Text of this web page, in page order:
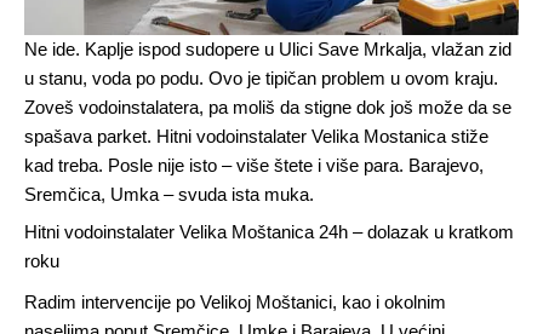
Ne ide. Kaplje ispod sudopere u Ulici Save Mrkalja, vlažan zid
u stanu, voda po podu. Ovo je tipičan problem u ovom kraju.
Zoveš vodoinstalatera, pa moliš da stigne dok još može da se
spašava parket. Hitni vodoinstalater Velika Mostanica stiže
kad treba. Posle nije isto – više štete i više para. Barajevo,
Sremčica, Umka – svuda ista muka.
Hitni vodoinstalater Velika Moštanica 24h – dolazak u kratkom
roku
Radim intervencije po Velikoj Moštanici, kao i okolnim